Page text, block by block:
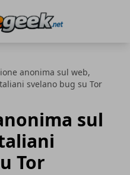
anonima sul web,
svelano bug su Tor
sul
Tor